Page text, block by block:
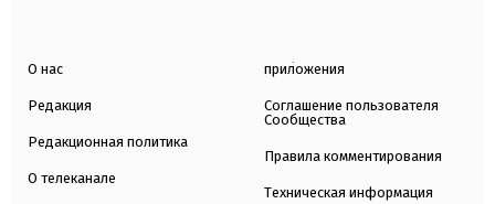
О нас
Редакция
Редакционная политика
О телеканале
приложения
Соглашение пользователя
Сообщества
Правила комментирования
Техническая информация